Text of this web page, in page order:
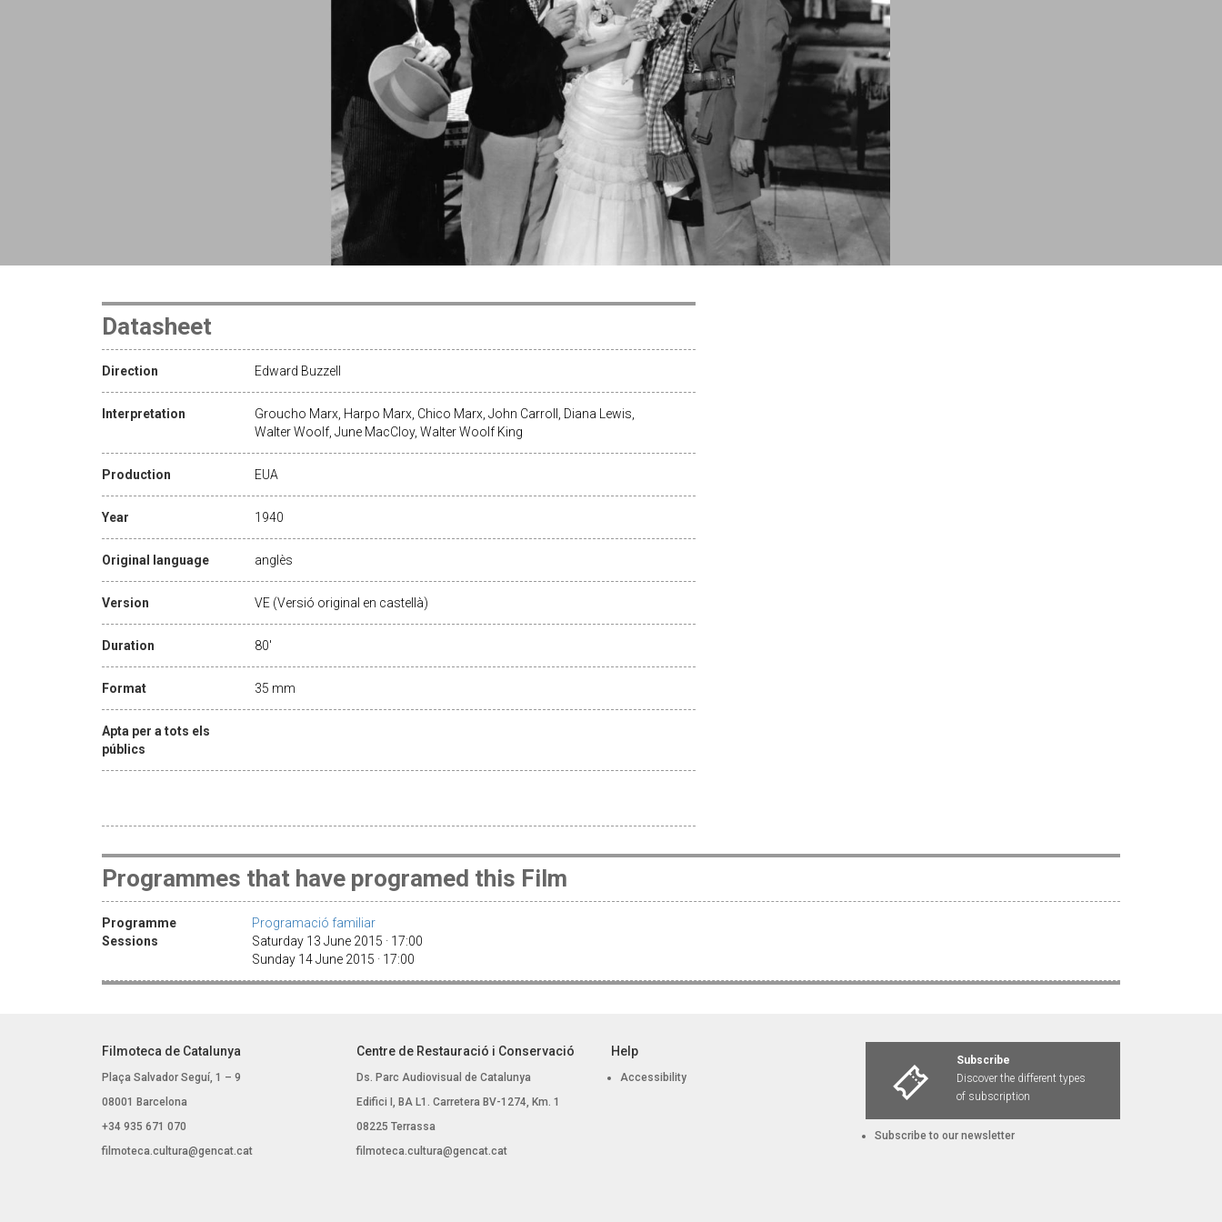
Datasheet
Direction Edward Buzzell
Interpretation
Groucho Marx, Harpo Marx, Chico Marx, John Carroll, Diana Lewis,
Walter Woolf, June MacCloy, Walter Woolf King
Production EUA
Year 1940
Original language anglès
Version VE (Versió original en castellà)
Duration 80'
Format 35 mm
Apta per a tots els
públics
Programmes that have programed this Film
Programme
Programació familiar
Sessions
Saturday 13 June 2015 · 17:00
Sunday 14 June 2015 · 17:00
Filmoteca de Catalunya
Plaça Salvador Seguí, 1 – 9
08001 Barcelona
+34 935 671 070
filmoteca.cultura@gencat.cat
Centre de Restauració i Conservació
Ds. Parc Audiovisual de Catalunya
Edifici I, BA L1. Carretera BV-1274, Km. 1
08225 Terrassa
filmoteca.cultura@gencat.cat
Help
Accessibility
Subscribe
Discover the different types
of subscription
Subscribe to our newsletter